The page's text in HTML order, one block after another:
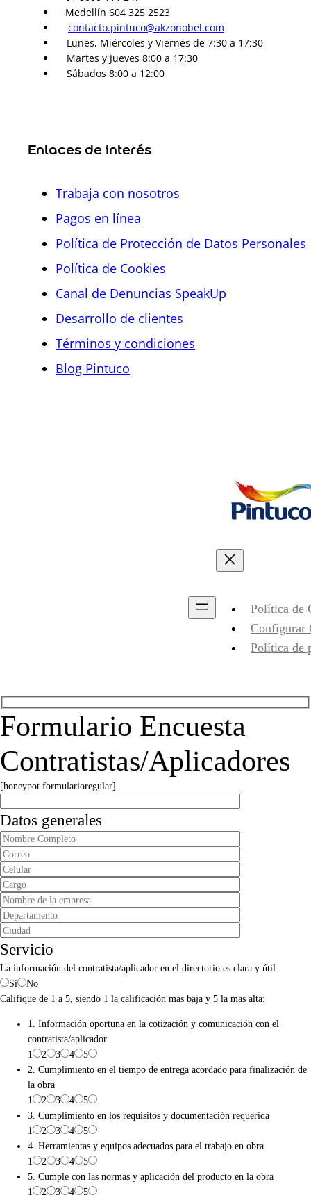
Medellín 604 325 2523
contacto.pintuco@akzonobel.com
Lunes, Miércoles y Viernes de 7:30 a 17:30
Martes y Jueves 8:00 a 17:30
Sábados 8:00 a 12:00
Enlaces de interés
Trabaja con nosotros
Pagos en línea
Política de Protección de Datos Personales
Política de Cookies
Canal de Denuncias SpeakUp
Desarrollo de clientes
Términos y condiciones
Blog Pintuco
Política de
Configurar
Política de
Formulario Encuesta
Contratistas/Aplicadores
[honeypot formularioregular]
Datos generales
Servicio
La información del contratista/aplicador en el directorio es clara y útil
Si
No
Califique de 1 a 5, siendo 1 la calificación mas baja y 5 la mas alta:
1. Información oportuna en la cotización y comunicación con el
contratista/aplicador
1
2 3 4
5
2. Cumplimiento en el tiempo de entrega acordado para finalización de
la obra
1
2 3 4
5
3. Cumplimiento en los requisitos y documentación requerida
1
2 3 4
5
4. Herramientas y equipos adecuados para el trabajo en obra
1
2 3 4
5
5. Cumple con las normas y aplicación del producto en la obra
1
2 3 4
5